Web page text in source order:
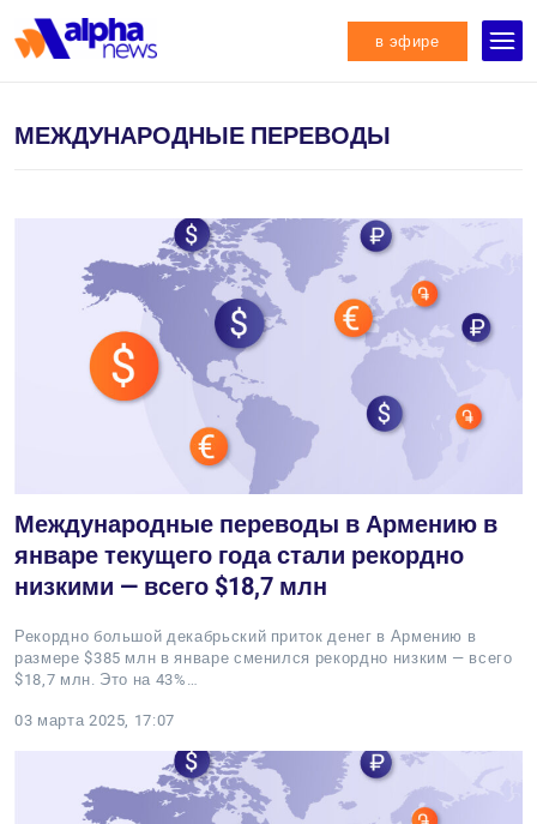
в эфире
МЕЖДУНАРОДНЫЕ ПЕРЕВОДЫ
Международные переводы в Армению в
январе текущего года стали рекордно
низкими — всего $18,7 млн
Рекордно большой декабрьский приток денег в Армению в
размере $385 млн в январе сменился рекордно низким — всего
$18,7 млн. Это на 43%…
03 марта 2025, 17:07